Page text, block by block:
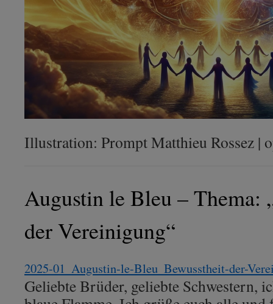
Illustration: Prompt Matthieu Rossez |
Augustin le Bleu – Thema:
der Vereinigung“
2025-01_Augustin-le-Bleu_Bewusstheit-der-
Geliebte Brüder, geliebte Schwestern,